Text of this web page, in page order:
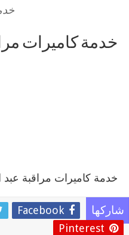
خدمة كاميرات
خدمة كاميرات مراقبة عبد
شاركها Facebook
Pinterest